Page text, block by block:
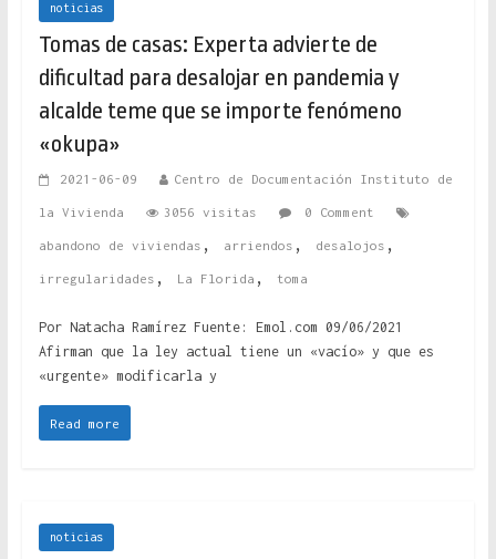
noticias
Tomas de casas: Experta advierte de
dificultad para desalojar en pandemia y
alcalde teme que se importe fenómeno
«okupa»
2021-06-09 Centro de Documentación Instituto de
la Vivienda 3056 visitas 0 Comment
abandono de viviendas , arriendos , desalojos ,
irregularidades , La Florida , toma
Por Natacha Ramírez Fuente: Emol.com 09/06/2021
Afirman que la ley actual tiene un «vacío» y que es
«urgente» modificarla y
Read more
noticias